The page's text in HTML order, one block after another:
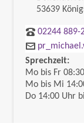
53639
02244 889-
Sprechzeit:
Mo bis Fr
Mo bis Mi
Do 14:00 Uhr